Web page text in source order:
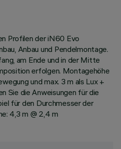
Profilen der iN60 Evo
Anbau und Pendelmontage.
am Ende und in der Mitte
erfolgen. Montagehöhe
und max. 3 m als Lux +
Sie die Anweisungen für die
für den Durchmesser der
4,3 m @ 2,4 m